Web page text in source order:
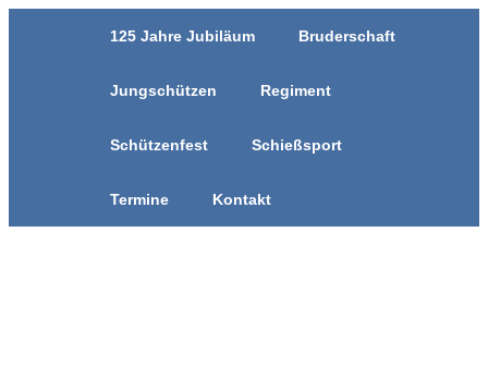
125 Jahre Jubiläum Bruderschaft
Jungschützen Regiment
Schützenfest Schießsport
Termine Kontakt